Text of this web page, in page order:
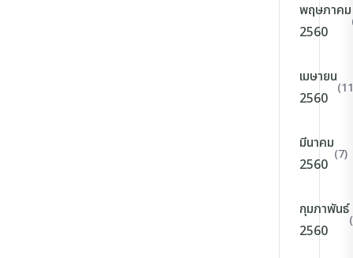
พฤษภาคม
2560
เมษายน
2560
มีนาคม
2560
(7)
กุมภาพันธ์
2560